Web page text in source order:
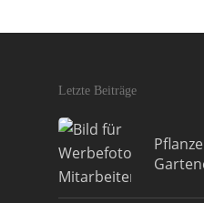
Letzte Beiträge